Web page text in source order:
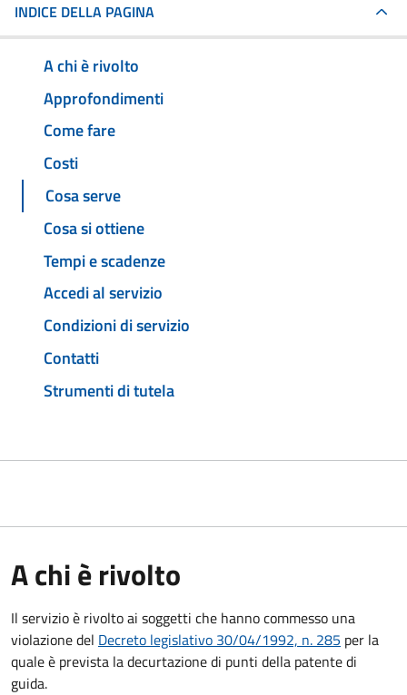
INDICE DELLA PAGINA
A chi è rivolto
Approfondimenti
Come fare
Costi
Cosa serve
Cosa si ottiene
Tempi e scadenze
Accedi al servizio
Condizioni di servizio
Contatti
Strumenti di tutela
A chi è rivolto
Il servizio è rivolto ai soggetti che hanno commesso una
violazione del Decreto legislativo 30/04/1992, n. 285 per la
quale è prevista la decurtazione di punti della patente di
guida.